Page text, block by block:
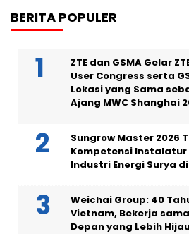
BERITA POPULER
ZTE dan GSMA Gelar
User Congress serta
Lokasi yang Sama
Ajang MWC Shanghai
Sungrow Master 2026
Kompetensi
Industri Energi Surya
Weichai Group: 40
Vietnam, Bekerja
Depan yang Lebih